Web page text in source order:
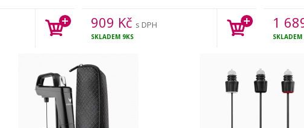
909 Kč s DPH
SKLADEM 9KS
1
SKLADEM